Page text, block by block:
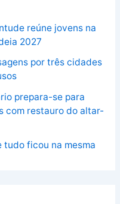
reúne jovens na
2027
por três cidades
prepara-se para
com restauro do altar-
tudo ficou na mesma